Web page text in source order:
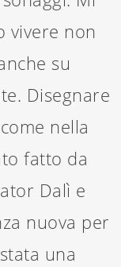
vivere non
su
Disegnare
nella
fatto da
Dalì e
nuova per
una